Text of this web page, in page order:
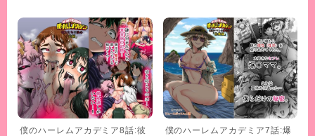
僕のハーレムアカデミア8話:彼
僕のハーレムアカデミア7話:爆